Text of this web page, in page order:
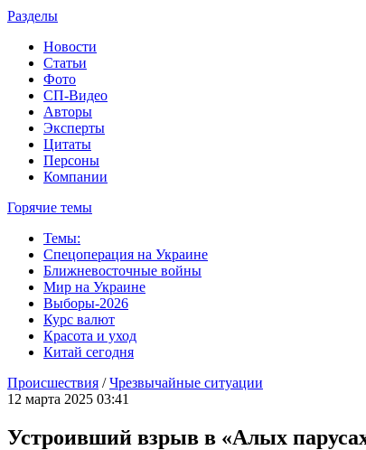
Разделы
Новости
Статьи
Фото
СП-Видео
Авторы
Эксперты
Цитаты
Персоны
Компании
Горячие темы
Темы:
Спецоперация на Украине
Ближневосточные войны
Мир на Украине
Выборы-2026
Курс валют
Красота и уход
Китай сегодня
Происшествия /Чрезвычайные ситуации
12 марта 2025 03:41
Устроивший взрыв в «Алых